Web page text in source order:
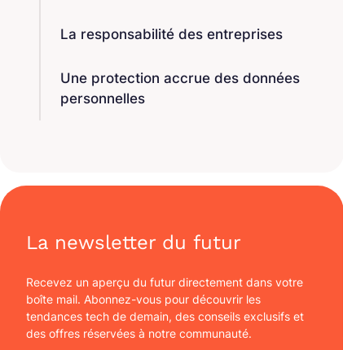
La responsabilité des entreprises
Une protection accrue des données
personnelles
La newsletter du futur
Recevez un aperçu du futur directement dans votre
boîte mail. Abonnez-vous pour découvrir les
tendances tech de demain, des conseils exclusifs et
des offres réservées à notre communauté.